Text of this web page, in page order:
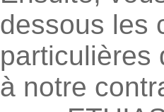
dessous les
particulières
à notre